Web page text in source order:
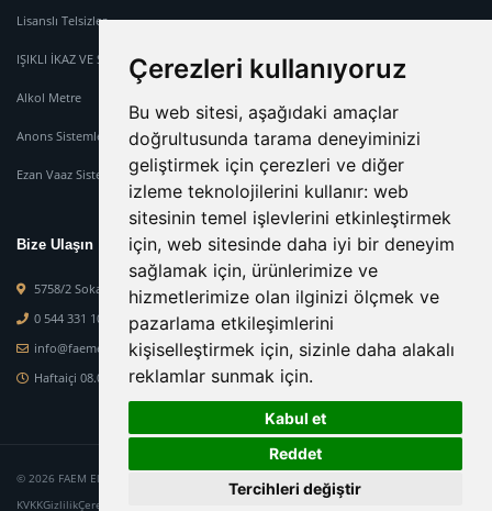
Çerezleri kullanıyoruz
Bu web sitesi, aşağıdaki amaçlar
doğrultusunda tarama deneyiminizi
geliştirmek için çerezleri ve diğer
izleme teknolojilerini kullanır: web
sitesinin temel işlevlerini etkinleştirmek
için, web sitesinde daha iyi bir deneyim
sağlamak için, ürünlerimize ve
hizmetlerimize olan ilginizi ölçmek ve
pazarlama etkileşimlerini
kişiselleştirmek için, sizinle daha alakalı
reklamlar sunmak için.
Kabul et
Reddet
Tercihleri değiştir
Lisanslı Telsizler
IŞIKLI İKAZ VE SİREN SİSTEMİ
Alkol Metre
Anons Sistemleri
Ezan Vaaz Sistemleri
Bize Ulaşın
5758/2 Sokak No : 2-M Orcaner İş Mer. Karabağlar Mah. Karabağlar-İzmir
0 544 331 10 84
info@faemelektronik.com
Haftaiçi 08.00 - 19.00 - Haftasonu 08.00 - 15.00
© 2026 FAEM Elektronik. Tüm hakları saklıdır.
KVKKGizlilikÇerez Politikası